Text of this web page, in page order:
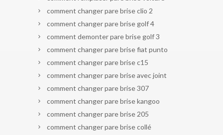
comment changer pare brise clio 2
comment changer pare brise golf 4
comment demonter pare brise golf 3
comment changer pare brise fiat punto
comment changer pare brise c15
comment changer pare brise avec joint
comment changer pare brise 307
comment changer pare brise kangoo
comment changer pare brise 205
comment changer pare brise collé